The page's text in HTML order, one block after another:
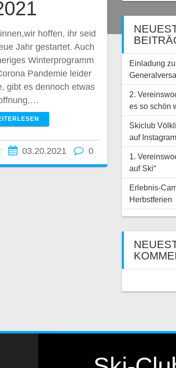
hoffen, ihr seid
Jahr gestartet. Auch
Winterprogramm
Pandemie leider
gibt es dennoch etwas
03.20.2021 0
Einladung
2.
es so schön
Skiclub
auf Instagram
1.
auf Ski“
Erlebnis-
Herbstferien